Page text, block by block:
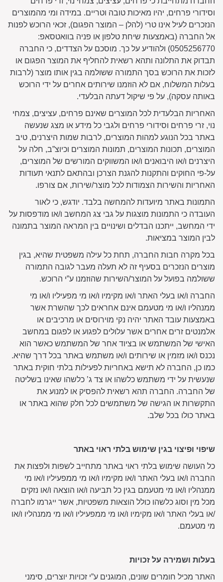
וסידורי פרחים, יהיו מאיכות טובה וטריים. במידה ומי מהמוצרים
הנזכרים לעיל אינו טרי (להלן – המוצר הפגום), זכאי הרוכש לפנות
אל החברה (באמצעות שיחת טלפון או פניה בוואטסאפ:
0505256770) ולהודיע על כך. מוסכם על הצדדים, כי החברה
תבדוק את התלונה ותהא רשאית להחליף את המוצר הפגום או
לזכות את הרוכש בסך התמורה ששולמה בגין אותו מוצר (לרבות
בעלות המשלוח, אם לא הוזמנו שירותים אחרים על ידי הרוכש
באותה עסקה), על פי שיקול דעתה הבלעדי.
האחריות הבלעדית לכל המוצרים שאינם פרחים, עציצים, צמחי
נוי, זרי פרחים וסידורי פרחים ולגבי כל מידע או מצג שנעשה
באתר בכל הנוגע למהות המוצרים, לרבות שמות היצרנים, טיב
המוצרים, תכונות המוצרים, תמונות המוצרים וכיוצ”ב, חלה על
היצרנים ו/או היבואנים ו/או המשווקים המורשים של המוצרים,
על-פי החוקים והתקנות להגנת הצרכן ובהתאם לתנאי תעודות
האחריות והשירות הצמודות לכל מוצר/שירות, אם צורפו.
התמונות באתר מיועדות להמחשה בלבד. יודגש, כי לאור
העובדה כי התמונות מוצגות על גבי צג המחשב ו/או מודפסות על
ידי המחשב, ייתכנו הבדלים ושינויים בין המראה המוצר בתמונה
לבין המוצר במציאות.
בכל מקרה חבות החברה, תחת כל עילה משפטית שהיא, בגין
מוצרים הנזכרים בסעיף זה לא תעלה מעבר לגובה התמורה
ששולמה בפועל על המוצר/השירות שהוזמנו ע”י הרוכש.
החברה ו/או בעלי האתר ו/או מקימיו ו/או מי מפעיליו ו/או מי
ממנהליו ו/או מי מטעמם אינם אחראים לכך שהשרת אשר
באמצעות עובד האתר יהיה נקי מוירוסים או מרכיבים או
אלמנטים זרים אחרים אשר עלולים לפגוע או לפגום במחשב
האישי של המשתמש או בציוד אחר של המשתמש כאשר הוא
נכנס ו/או מזמין או שירותים ו/או משתמש באתר בכל דרך שהיא.
כמו כן, החברה לא תישא באחריות לפעילות בלתי חוקית באתר
שנעשית על ידי משתמש כלשהו או צד ג’ כלשהו שאינו בשליטה
של החברה. החברה תהא רשאית להפסיק או למנוע את
התקשרות או הגישה של משתמשים לכל חלק שהוא באתר או
באתר כולו בכל שלב.
שיפוי ופיצוי בגין שימוש בלתי ראוי באתר
כל העושה שימוש בלתי ראוי באתר מתחייב לשפות ולפצות את
החברה ו/או בעלי האתר ו/או מקימיו ו/או מי ממפעיליו ו/או מי
ממנהליו ו/או מי מטעמם בגין כל תביעה ו/או הוצאה ו/או נזקים
מכל מין וסוג כלשהו כולל הוצאות משפטיות, אשר ייגרמו לחברה
/או בעלי האתר ו/או מקימיו ו/או מי ממפעיליו ו/או מי ממנהליו ו/או
מי מטעמם.
בעלות ושמירה על זכויות
האתר מכיל חומרים שונים, המוגנים ע”י זכויות יוצרים, סימני